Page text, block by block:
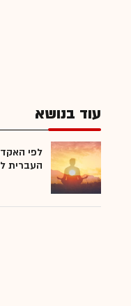
עוד בנושא
לפי
העברית